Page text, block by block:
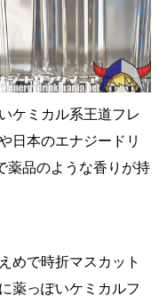
ケミカル系王道フレ
日本のエナジードリ
薬品のような香りが持
めで時折マスカット
薬っぽいケミカルフ